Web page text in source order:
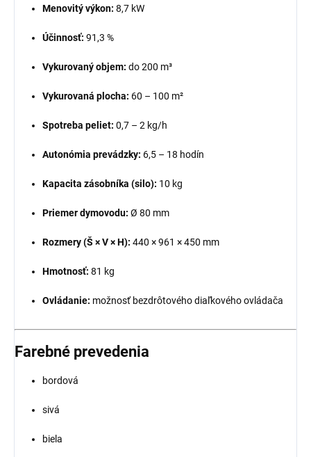
Menovitý výkon: 8,7 kW
Účinnosť: 91,3 %
Vykurovaný objem: do 200 m³
Vykurovaná plocha: 60 – 100 m²
Spotreba peliet: 0,7 – 2 kg/h
Autonómia prevádzky: 6,5 – 18 hodín
Kapacita zásobníka (silo): 10 kg
Priemer dymovodu: Ø 80 mm
Rozmery (Š × V × H): 440 × 961 × 450 mm
Hmotnosť: 81 kg
Ovládanie: možnosť bezdrôtového diaľkového ovládača
Farebné prevedenia
bordová
sivá
biela